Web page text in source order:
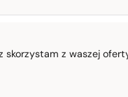
skorzystam z waszej